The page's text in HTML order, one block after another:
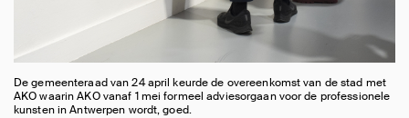
De gemeenteraad van 24 april keurde de overeenkomst van de stad met
AKO waarin AKO vanaf 1 mei formeel adviesorgaan voor de professionele
kunsten in Antwerpen wordt, goed.